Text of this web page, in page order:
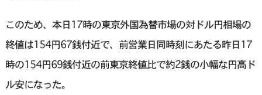
このため、本日17時の東京外国為替市場の対ドル円相場の
終値は154円67銭付近で、前営業日同時刻にあたる昨日17
時の154円69銭付近の前東京終値比で約2銭の小幅な円高ド
ル安になった。